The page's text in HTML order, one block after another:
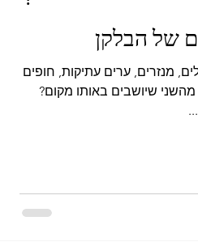
של הבלקן
מנזרים, ערים עתיקות, חופים
אחד מהשני שיושבים באותו מקום?